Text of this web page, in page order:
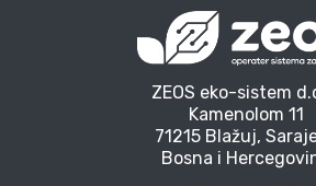
ZEOS eko-sistem
Kamenolom 11
71215 Blažuj,
Bosna i